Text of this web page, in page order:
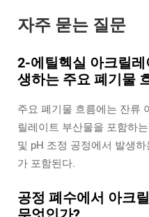
자주 묻는 질문
2-에틸헥실 아크릴
생하는 주요 폐기물
주요 폐기물 흐름에는 잔류
릴레이트 부산물을 포함하
및 pH 조정 공정에서 발생
가 포함된다.
공정 폐수에서 아크